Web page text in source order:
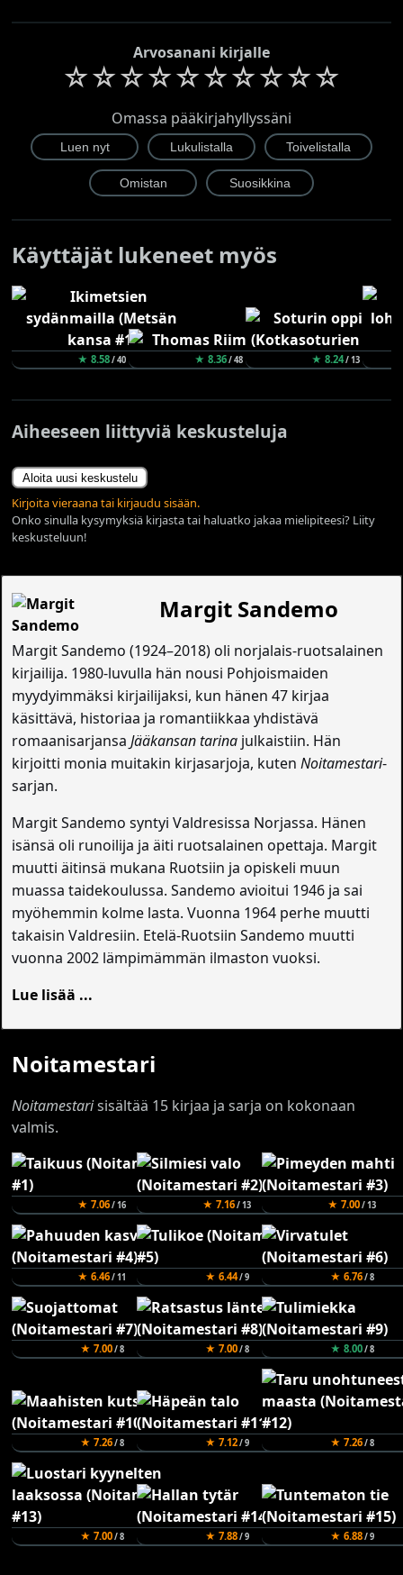
Arvosanani kirjalle
☆☆☆☆☆☆☆☆☆☆
Omassa pääkirjahyllyssäni
Käyttäjät lukeneet myös
★ 8.58/ 40 ★ 8.36/ 48 ★ 8.24/ 13
Aiheeseen liittyviä keskusteluja
Aloita uusi keskustelu
Kirjoita vieraana tai kirjaudu sisään.
Onko sinulla kysymyksiä kirjasta tai haluatko jakaa mielipiteesi? Liity
keskusteluun!
Margit Sandemo
Margit Sandemo (1924–2018) oli norjalais-ruotsalainen
kirjailija. 1980-luvulla hän nousi Pohjoismaiden
myydyimmäksi kirjailijaksi, kun hänen 47 kirjaa
käsittävä, historiaa ja romantiikkaa yhdistävä
romaanisarjansaJääkansan tarina julkaistiin. Hän
kirjoitti monia muitakin kirjasarjoja, kutenNoitamestari-
sarjan.
Margit Sandemo syntyi Valdresissa Norjassa. Hänen
isänsä oli runoilija ja äiti ruotsalainen opettaja. Margit
muutti äitinsä mukana Ruotsiin ja opiskeli muun
muassa taidekoulussa. Sandemo avioitui 1946 ja sai
myöhemmin kolme lasta. Vuonna 1964 perhe muutti
takaisin Valdresiin. Etelä-Ruotsiin Sandemo muutti
vuonna 2002 lämpimämmän ilmaston vuoksi.
Lue lisää ...
Noitamestari
Noitamestarisisältää 15 kirjaa ja sarja on kokonaan
valmis.
★ 7.06/ 16 ★ 7.16/ 13 ★ 7.00/ 13
★ 6.46/ 11 ★ 6.44/ 9 ★ 6.76/ 8
★ 7.00/ 8 ★ 7.00/ 8 ★ 8.00/ 8
★ 7.26/ 8 ★ 7.12/ 9 ★ 7.26/ 8
★ 7.00/ 8 ★ 7.88/ 9 ★ 6.88/ 9